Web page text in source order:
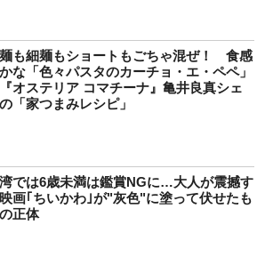
も細麺もショートもごちゃ混ぜ！ 食感
な「色々パスタのカーチョ・エ・ペペ」
オステリア コマチーナ』亀井良真シェ
「家つまみレシピ」
では6歳未満は鑑賞NGに…大人が震撼す
画｢ちいかわ｣が"灰色"に塗って伏せたも
正体